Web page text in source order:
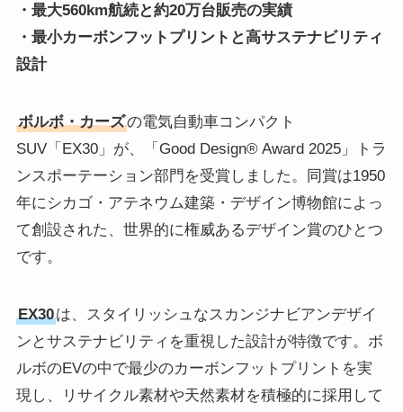
・最大560km航続と約20万台販売の実績
・最小カーボンフットプリントと高サステナビリティ
設計
ボルボ・カーズの電気自動車コンパクト
SUV「EX30」が、「Good Design® Award 2025」トラ
ンスポーテーション部門を受賞しました。同賞は1950
年にシカゴ・アテネウム建築・デザイン博物館によっ
て創設された、世界的に権威あるデザイン賞のひとつ
です。
EX30は、スタイリッシュなスカンジナビアンデザイ
ンとサステナビリティを重視した設計が特徴です。ボ
ルボのEVの中で最少のカーボンフットプリントを実
現し、リサイクル素材や天然素材を積極的に採用して